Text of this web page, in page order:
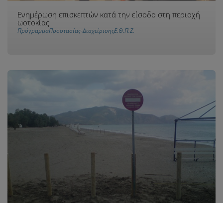
Ενημέρωση επισκεπτών κατά την είσοδο στη περιοχή
ωοτοκίας
ΠρόγραμμαΠροστασίας-ΔιαχείρισηςΕ.Θ.Π.Ζ.